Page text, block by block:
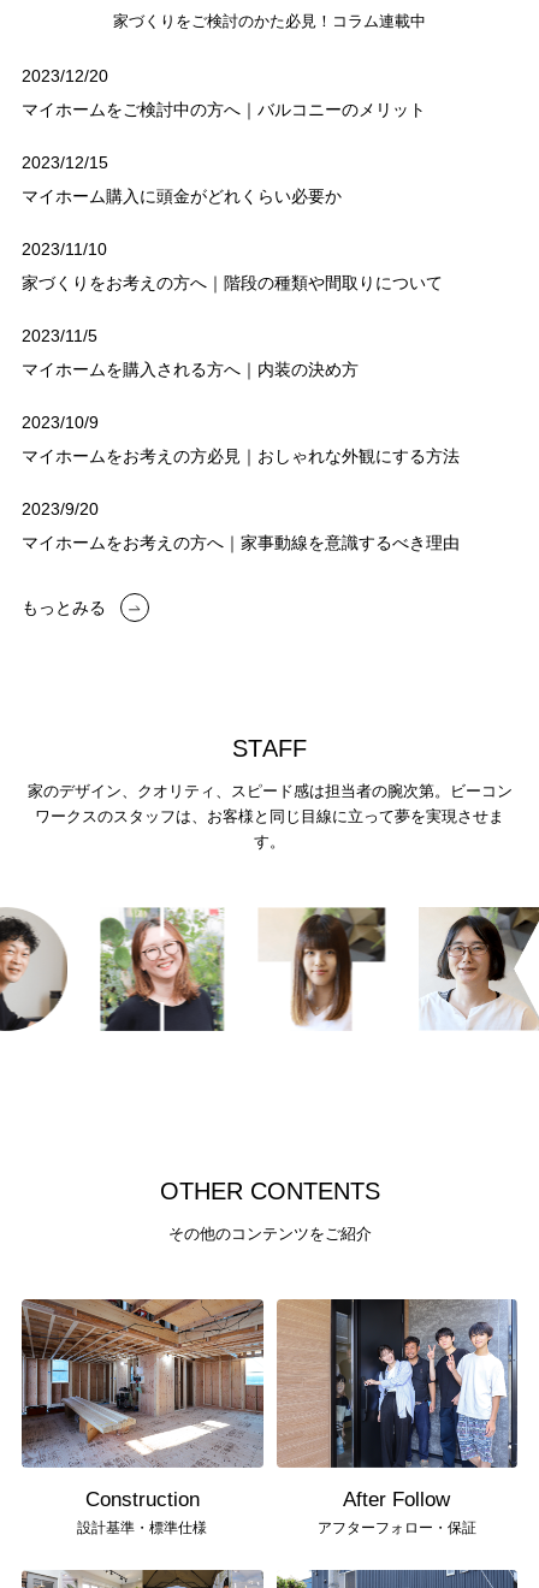
家づくりをご検討のかた必見！コラム連載中
2023/12/20
マイホームをご検討中の方へ｜バルコニーのメリット
2023/12/15
マイホーム購入に頭金がどれくらい必要か
2023/11/10
家づくりをお考えの方へ｜階段の種類や間取りについて
2023/11/5
マイホームを購入される方へ｜内装の決め方
2023/10/9
マイホームをお考えの方必見｜おしゃれな外観にする方法
2023/9/20
マイホームをお考えの方へ｜家事動線を意識するべき理由
もっとみる
STAFF
家のデザイン、クオリティ、スピード感は担当者の腕次第。
ビーコン
ワークスのスタッフは、お客様と同じ目線に立って夢を実現させま
す。
OTHER CONTENTS
その他のコンテンツをご紹介
Construction
設計基準・標準仕様
After Follow
アフターフォロー・保証